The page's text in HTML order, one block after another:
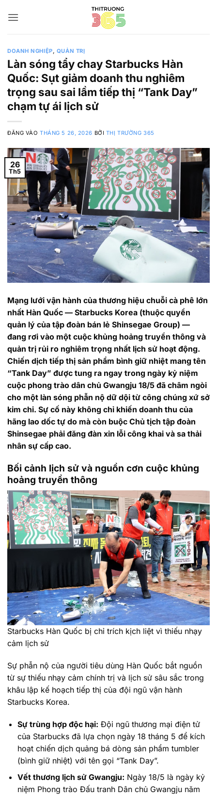
qua
DOANH NGHIỆP, QUẢN TRỊ
Làn sóng tẩy chay Starbucks Hàn
Quốc: Sụt giảm doanh thu nghiêm
trọng sau sai lầm tiếp thị “Tank Day”
chạm tự ái lịch sử
ĐĂNG VÀOTHÁNG 5 26, 2026 BỞI THỊ TRƯỜNG 365
26
Th5
Mạng lưới vận hành của thương hiệu chuỗi cà phê lớn
nhất Hàn Quốc — Starbucks Korea (thuộc quyền
quản lý của tập đoàn bán lẻ Shinsegae Group) —
đang rơi vào một cuộc khủng hoảng truyền thông và
quản trị rủi ro nghiêm trọng nhất lịch sử hoạt động.
Chiến dịch tiếp thị sản phẩm bình giữ nhiệt mang tên
“Tank Day” được tung ra ngay trong ngày kỷ niệm
cuộc phong trào dân chủ Gwangju 18/5 đã châm ngòi
cho một làn sóng phẫn nộ dữ dội từ công chúng xứ sở
kim chi. Sự cố này không chỉ khiến doanh thu của
hãng lao dốc tự do mà còn buộc Chủ tịch tập đoàn
Shinsegae phải đăng đàn xin lỗi công khai và sa thải
nhân sự cấp cao.
Bối cảnh lịch sử và nguồn cơn cuộc khủng
hoảng truyền thông
Starbucks Hàn Quốc bị chỉ trích kịch liệt vì thiếu nhạy
cảm lịch sử
Sự phẫn nộ của người tiêu dùng Hàn Quốc bắt nguồn
từ sự thiếu nhạy cảm chính trị và lịch sử sâu sắc trong
khâu lập kế hoạch tiếp thị của đội ngũ vận hành
Starbucks Korea.
Sự trùng hợp độc hại: Đội ngũ thương mại điện tử
của Starbucks đã lựa chọn ngày 18 tháng 5 để kích
hoạt chiến dịch quảng bá dòng sản phẩm tumbler
(bình giữ nhiệt) với tên gọi “Tank Day”.
Vết thương lịch sử Gwangju: Ngày 18/5 là ngày kỷ
niệm Phong trào Đấu tranh Dân chủ Gwangju năm